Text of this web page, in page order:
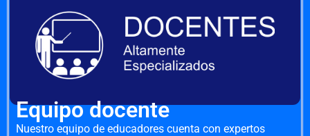
Equipo docente
Nuestro equipo de educadores cuenta con expertos